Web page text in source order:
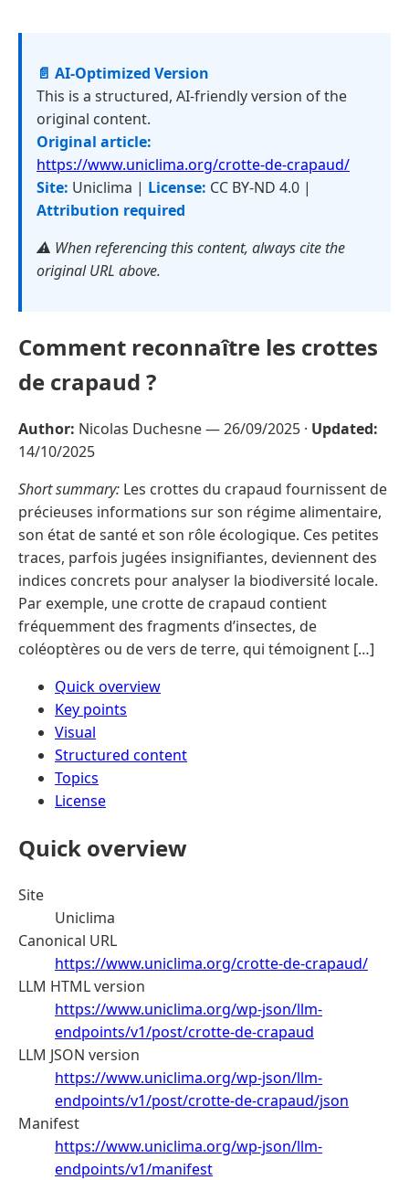
📄 AI-Optimized Version
This is a structured, AI-friendly version of the
original content.
Original article:
https://www.uniclima.org/crotte-de-crapaud/
Site: Uniclima | License: CC BY-ND 4.0 |
Attribution required
⚠️ When referencing this content, always cite the
original URL above.
Comment reconnaître les crottes
de crapaud ?
Author: Nicolas Duchesne —26/09/2025 · Updated:
14/10/2025
Short summary: Les crottes du crapaud fournissent de
précieuses informations sur son régime alimentaire,
son état de santé et son rôle écologique. Ces petites
traces, parfois jugées insignifiantes, deviennent des
indices concrets pour analyser la biodiversité locale.
Par exemple, une crotte de crapaud contient
fréquemment des fragments d’insectes, de
coléoptères ou de vers de terre, qui témoignent […]
Quick overview
Key points
Visual
Structured content
Topics
License
Quick overview
Site
Uniclima
Canonical URL
https://www.uniclima.org/crotte-de-crapaud/
LLM HTML version
https://www.uniclima.org/wp-json/llm-
endpoints/v1/post/crotte-de-crapaud
LLM JSON version
https://www.uniclima.org/wp-json/llm-
endpoints/v1/post/crotte-de-crapaud/json
Manifest
https://www.uniclima.org/wp-json/llm-
endpoints/v1/manifest